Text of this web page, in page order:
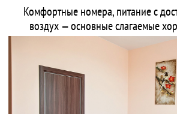
Комфортные номера, питание с
воздух — основные слагаемые